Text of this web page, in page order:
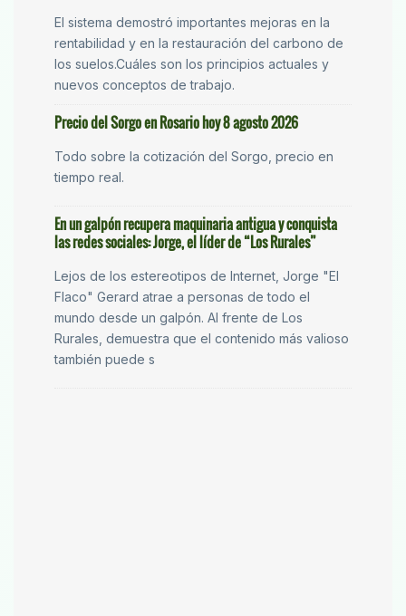
El sistema demostró importantes mejoras en la
rentabilidad y en la restauración del carbono de
los suelos.Cuáles son los principios actuales y
nuevos conceptos de trabajo.
Precio del Sorgo en Rosario hoy 8 agosto 2026
Todo sobre la cotización del Sorgo, precio en
tiempo real.
En un galpón recupera maquinaria antigua y conquista
las redes sociales: Jorge, el líder de “Los Rurales”
Lejos de los estereotipos de Internet, Jorge "El
Flaco" Gerard atrae a personas de todo el
mundo desde un galpón. Al frente de Los
Rurales, demuestra que el contenido más valioso
también puede s